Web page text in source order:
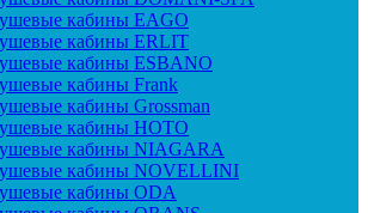
кабины EAGO
кабины ERLIT
кабины ESBANO
кабины Frank
кабины Grossman
кабины HOTO
кабины NIAGARA
кабины NOVELLINI
кабины ODA